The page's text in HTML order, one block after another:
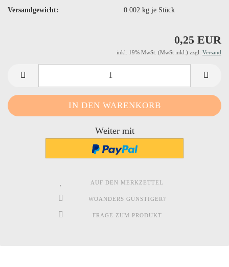
Versandgewicht:
0.002kg je Stück
0,25 EUR
inkl. 19% MwSt. (MwSt inkl.) zzgl. Versand
Weiter mit
AUF DEN MERKZETTEL
WOANDERS GÜNSTIGER?
FRAGE ZUM PRODUKT